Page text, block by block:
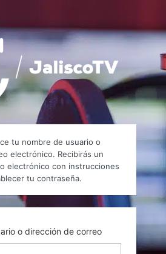
https://
tu nombre de usuario o
electrónico. Recibirás un
electrónico con instrucciones
tu contraseña.
o dirección de correo